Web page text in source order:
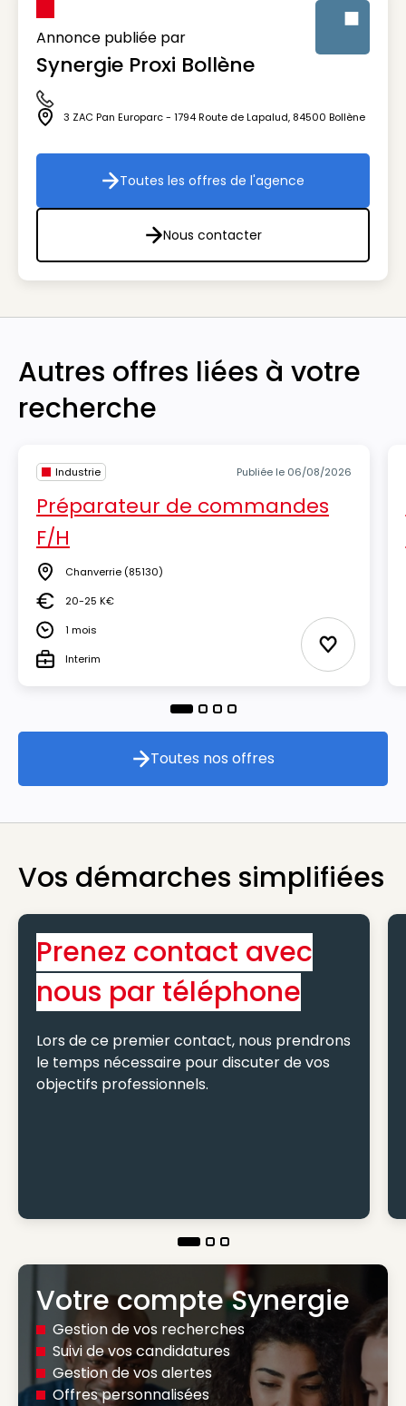
Annonce publiée par
Synergie Proxi Bollène
Icône téléphone
Icône adresse
3 ZAC Pan Europarc - 1794 Route de Lapalud, 84500 Bollène
Toutes les offres de l'agence
Toutes les offres de l'agence
Nous contacter
Nous contacter
Autres offres liées à votre
recherche
Industrie Publiée le 06/08/2026
Préparateur de commandes
F/H
Lieu Chanverrie (85130)
Salaire20-25 K€
Durée1 mois
TypeInterim Ajouter
Toutes nos offres
Toutes nos offres
Vos démarches simplifiées
Prenez contact avec
nous par téléphone
Lors de ce premier contact, nous prendrons
le temps nécessaire pour discuter de vos
objectifs professionnels.
Votre compte Synergie
Gestion de vos recherches
Suivi de vos candidatures
Gestion de vos alertes
Offres personnalisées